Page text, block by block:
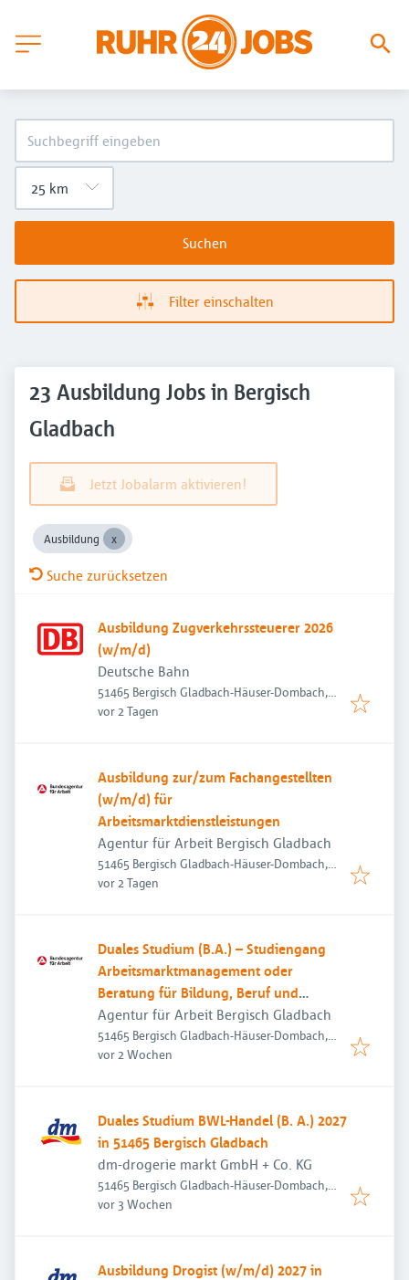
Suchen
Filter einschalten
23 Ausbildung Jobs in Bergisch
Gladbach
Jetzt Jobalarm aktivieren!
Ausbildung
Suche zurücksetzen
Ausbildung Zugverkehrssteuerer 2026
(w/m/d)
Deutsche Bahn
51465 Bergisch Gladbach-Häuser-Dombach,
Deutschland
Veröffentlicht
vor 2 Tagen
Ausbildung zur/zum Fachangestellten
(w/m/d) für
Arbeitsmarktdienstleistungen
Agentur für Arbeit Bergisch Gladbach
51465 Bergisch Gladbach-Häuser-Dombach,
Deutschland
Veröffentlicht
vor 2 Tagen
Duales Studium (B.A.) – Studiengang
Arbeitsmarktmanagement oder
Beratung für Bildung, Beruf und
Beschäftigung
Agentur für Arbeit Bergisch Gladbach
51465 Bergisch Gladbach-Häuser-Dombach,
Deutschland
Veröffentlicht
vor 2 Wochen
Duales Studium BWL-Handel (B. A.) 2027
in 51465 Bergisch Gladbach
dm-drogerie markt GmbH + Co. KG
51465 Bergisch Gladbach-Häuser-Dombach,
Deutschland
Veröffentlicht
vor 3 Wochen
Ausbildung Drogist (w/m/d) 2027 in